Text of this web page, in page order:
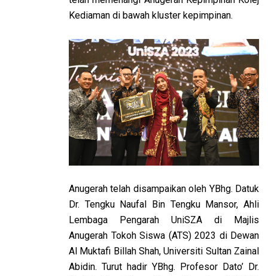
Kediaman di bawah kluster kepimpinan.
Anugerah telah disampaikan oleh YBhg. Datuk
Dr. Tengku Naufal Bin Tengku Mansor, Ahli
Lembaga Pengarah UniSZA di Majlis
Anugerah Tokoh Siswa (ATS) 2023 di Dewan
Al Muktafi Billah Shah, Universiti Sultan Zainal
Abidin. Turut hadir YBhg. Profesor Dato’ Dr.